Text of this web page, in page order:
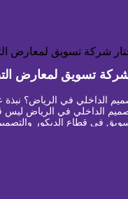
تسويق لمعارض
الداخلي في الرياض؟
الداخلي في الرياض ليس
في قطاع الديكور